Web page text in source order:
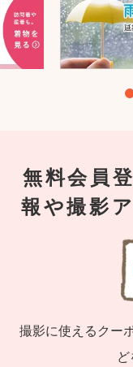
無料会員
報や撮影
撮影に使えるクー